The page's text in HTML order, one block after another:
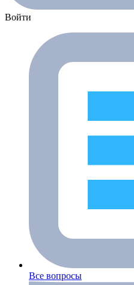
Войти
Все вопросы